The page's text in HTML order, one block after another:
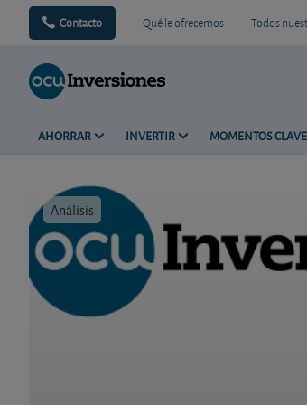
Contacto Qué le ofrecemos Todos
AHORRAR INVERTIR MOMENTOS CLAVE
Análisis